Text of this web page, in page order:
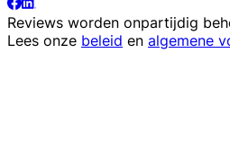
Reviews worden onpartijdig
Lees onze beleid en algemene